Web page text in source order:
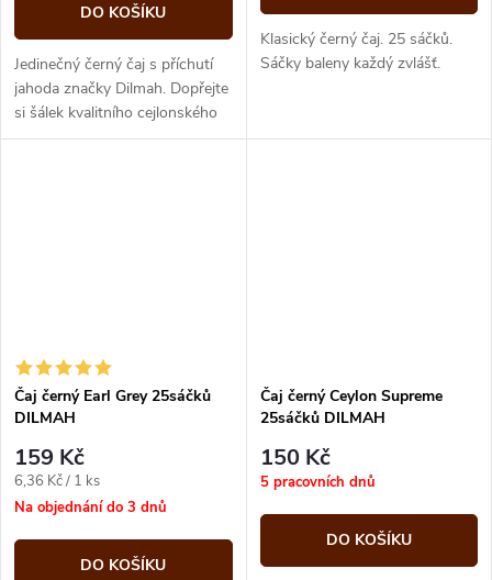
DO KOŠÍKU
Jedinečný černý čaj s příchutí
jahoda značky Dilmah. Dopřejte
si šálek kvalitního cejlonského
čaje v kteroukoli denní dobu
Klasický černý čaj. 25 sáčků.
Sáčky baleny každý zvlášť.
Čaj černý Earl Grey 25sáčků
DILMAH
159 Kč
Měrná
cena:
6,36 Kč / 1 ks
Na objednání do 3 dnů
DO KOŠÍKU
Čaj černý Ceylon Supreme
25sáčků DILMAH
150 Kč
5 pracovních dnů
DO KOŠÍKU